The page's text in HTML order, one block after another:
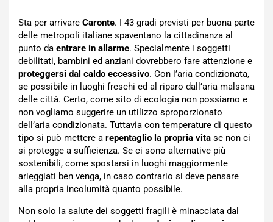
Sta per arrivare Caronte. I 43 gradi previsti per buona parte
delle metropoli italiane spaventano la cittadinanza al
punto da entrare in allarme. Specialmente i soggetti
debilitati, bambini ed anziani dovrebbero fare attenzione e
proteggersi dal caldo eccessivo. Con l’aria condizionata,
se possibile in luoghi freschi ed al riparo dall’aria malsana
delle città. Certo, come sito di ecologia non possiamo e
non vogliamo suggerire un utilizzo sproporzionato
dell’aria condizionata. Tuttavia con temperature di questo
tipo si può mettere a repentaglio la propria vita se non ci
si protegge a sufficienza. Se ci sono alternative più
sostenibili, come spostarsi in luoghi maggiormente
arieggiati ben venga, in caso contrario si deve pensare
alla propria incolumità quanto possibile.
Non solo la salute dei soggetti fragili è minacciata dal